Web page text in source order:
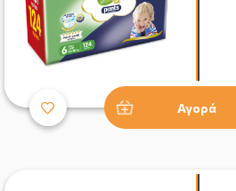
Αγορά